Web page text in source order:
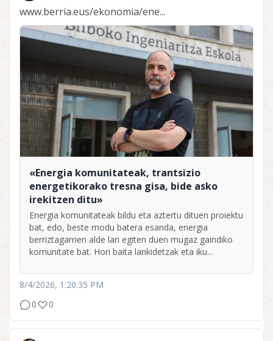
www.berria.eus/ekonomia/ene...
«Energia komunitateak, trantsizio
energetikorako tresna gisa, bide asko
irekitzen ditu»
Energia komunitateak bildu eta aztertu dituen proiektu
bat, edo, beste modu batera esanda, energia
berriztagarrien alde lan egiten duen mugaz gaindiko
komunitate bat. Hori baita lankidetzak eta iku...
8/4/2026, 1:20:35 PM
0
0